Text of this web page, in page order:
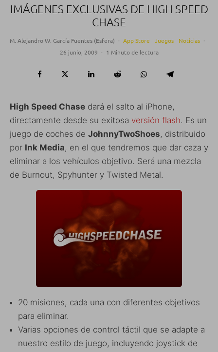
IMÁGENES EXCLUSIVAS DE HIGH SPEED
CHASE
M. Alejandro W. García Fuentes (Esfera) · App Store Juegos Noticias ·
26 junio, 2009 · 1 Minuto de lectura
High Speed Chase dará el salto al iPhone,
directamente desde su exitosa versión flash. Es un
juego de coches de JohnnyTwoShoes, distribuido
por Ink Media, en el que tendremos que dar caza y
eliminar a los vehículos objetivo. Será una mezcla
de Burnout, Spyhunter y Twisted Metal.
20 misiones, cada una con diferentes objetivos
para eliminar.
Varias opciones de control táctil que se adapte a
nuestro estilo de juego, incluyendo joystick de